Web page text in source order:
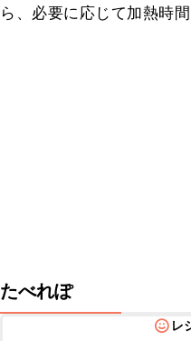
ら、必要に応じて加熱時
たべれぽ
レ